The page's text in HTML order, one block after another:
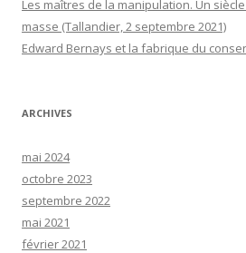
Les maîtres de la manipulation. Un
masse (Tallandier, 2 septembre 2021)
Edward Bernays et la fabrique du
ARCHIVES
mai 2024
octobre 2023
septembre 2022
mai 2021
février 2021